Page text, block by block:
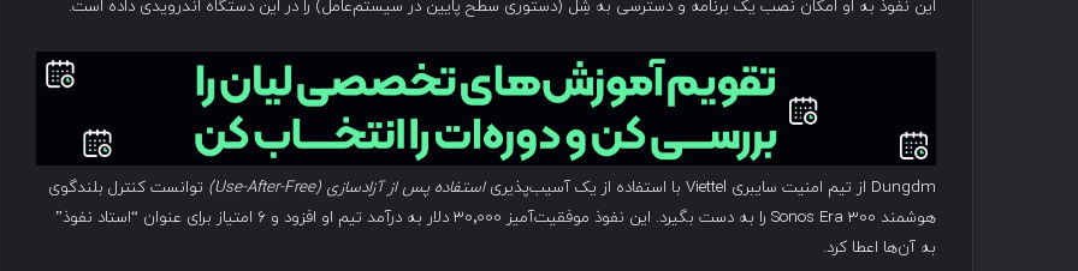
این نفوذ به او امکان نصب یک برنامه و دسترسی به شِل (دستوری سطح پایین در سیستم‌عامل) را در این دستگاه اندرویدی داده است.
Dungdm از تیم امنیت سایبری Viettel با استفاده از یک آسیب‌پذیری استفاده پس از آزادسازی (Use-After-Free)
توانست کنترل بلندگوی
هوشمند Sonos Era 300 را به دست بگیرد. این نفوذ موفقیت‌آمیز ۳۰٬۰۰۰ دلار به درآمد تیم او افزود و ۶ امتیاز برای عنوان “استاد نفوذ”
به آن‌ها اعطا کرد.